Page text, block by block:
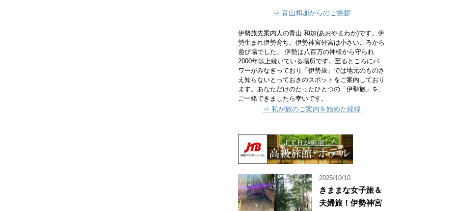
⇒ 青山和加からのご挨拶
伊勢旅先案内人の青山 和加(あおやまわか)です。伊
勢生まれ伊勢育ち。伊勢神宮外宮は小さいころから
遊び場でした。 伊勢は八百万の神様から守られ
2000年以上続いている場所です。至るところにパ
ワーがみなぎっており「伊勢旅」では地元のものさ
え知らないとっておきのスポットをご案内しており
ます。あなただけのたったひとつの「伊勢旅」を、
ご一緒できましたら幸いです。
⇒ 私が旅のご案内を始めた経緯
2025/10/10
きままな女子旅＆
夫婦旅！伊勢神宮